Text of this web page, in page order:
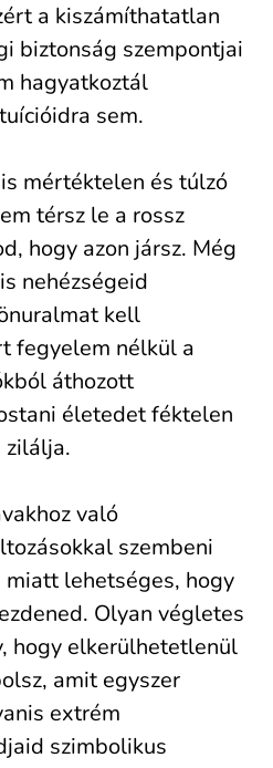
a kiszámíthatatlan
biztonság szempontjai
hagyatkoztál
sem.
mértéktelen és túlzó
térsz le a rossz
hogy azon jársz. Még
nehézségeid
kell
fegyelem nélkül a
áthozott
életedet féktelen
zilálja.
való
szembeni
lehetséges, hogy
Olyan végletes
hogy elkerülhetetlenül
amit egyszer
extrém
szimbolikus